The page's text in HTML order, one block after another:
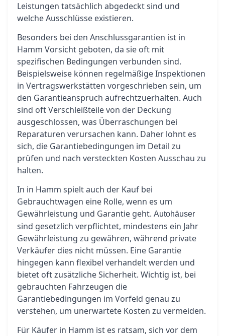
Leistungen tatsächlich abgedeckt sind und
welche Ausschlüsse existieren.
Besonders bei den Anschlussgarantien ist in
Hamm Vorsicht geboten, da sie oft mit
spezifischen Bedingungen verbunden sind.
Beispielsweise können regelmäßige Inspektionen
in Vertragswerkstätten vorgeschrieben sein, um
den Garantieanspruch aufrechtzuerhalten. Auch
sind oft Verschleißteile von der Deckung
ausgeschlossen, was Überraschungen bei
Reparaturen verursachen kann. Daher lohnt es
sich, die Garantiebedingungen im Detail zu
prüfen und nach versteckten Kosten Ausschau zu
halten.
In in Hamm spielt auch der Kauf bei
Gebrauchtwagen eine Rolle, wenn es um
Gewährleistung und Garantie geht. Autohäuser
sind gesetzlich verpflichtet, mindestens ein Jahr
Gewährleistung zu gewähren, während private
Verkäufer dies nicht müssen. Eine Garantie
hingegen kann flexibel verhandelt werden und
bietet oft zusätzliche Sicherheit. Wichtig ist, bei
gebrauchten Fahrzeugen die
Garantiebedingungen im Vorfeld genau zu
verstehen, um unerwartete Kosten zu vermeiden.
Für Käufer in Hamm ist es ratsam, sich vor dem